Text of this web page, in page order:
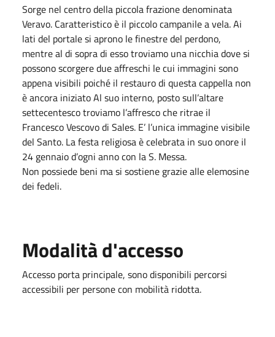
Sorge nel centro della piccola frazione denominata
Veravo. Caratteristico è il piccolo campanile a vela. Ai
lati del portale si aprono le finestre del perdono,
mentre al di sopra di esso troviamo una nicchia dove si
possono scorgere due affreschi le cui immagini sono
appena visibili poiché il restauro di questa cappella non
è ancora iniziato Al suo interno, posto sull’altare
settecentesco troviamo l’affresco che ritrae il
Francesco Vescovo di Sales. E’ l’unica immagine visibile
del Santo. La festa religiosa è celebrata in suo onore il
24 gennaio d’ogni anno con la S. Messa.
Non possiede beni ma si sostiene grazie alle elemosine
dei fedeli.
Modalità d'accesso
Accesso porta principale, sono disponibili percorsi
accessibili per persone con mobilità ridotta.